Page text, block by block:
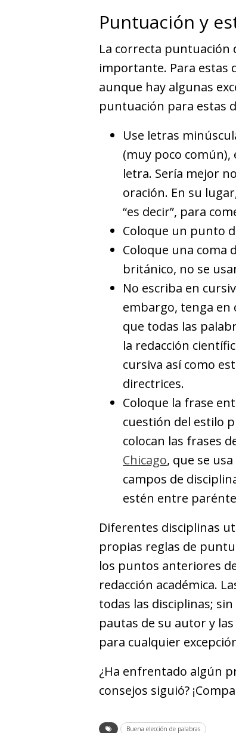
Puntuación y
La correcta puntuación
importante. Para estas
aunque hay algunas
puntuación para estas
Use letras
(muy poco común),
letra. Sería mejor
oración. En su
“es decir”, para
Coloque un punto
Coloque una coma
británico, no se
No escriba en
embargo, tenga en
que todas las
la redacción
cursiva así como
directrices.
Coloque la frase
cuestión del estilo
colocan las frases
Chicago, que se
campos de
estén entre
Diferentes disciplinas
propias reglas de
los puntos anteriores
redacción académica.
todas las disciplinas;
pautas de su autor y
para cualquier
¿Ha enfrentado algún
consejos siguió?
Buena elección de palabras